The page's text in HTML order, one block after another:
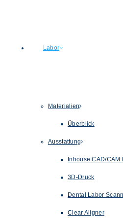
Labor
Materialien
Überblick
Ausstattung
Inhouse CAD/CAM
3D-Druck
Dental Labor
Clear Aligner